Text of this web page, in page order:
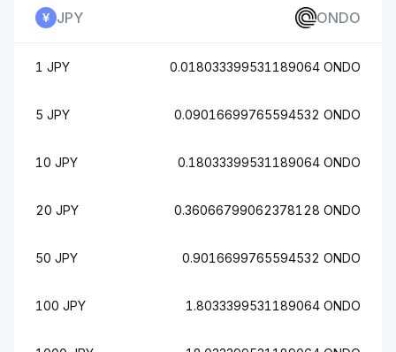
JPY ONDO
1 JPY 0.018033399531189064 ONDO
5 JPY 0.09016699765594532 ONDO
10 JPY 0.18033399531189064 ONDO
20 JPY 0.36066799062378128 ONDO
50 JPY 0.9016699765594532 ONDO
100 JPY 1.8033399531189064 ONDO